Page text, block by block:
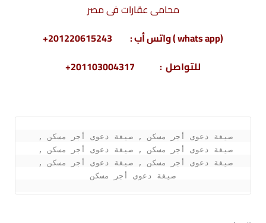
محامى عقارات فى مصر
(whats app ) واتس أب : 201220615243+
للتواصل : 201103004317+
صيغة دعوى أجر مسكن